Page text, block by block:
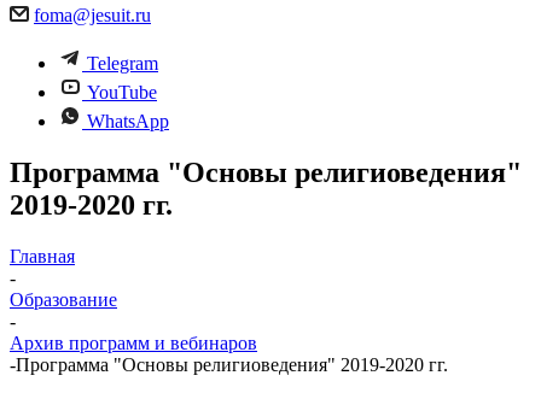
foma@jesuit.ru
Telegram
YouTube
WhatsApp
Программа "Основы религиоведения"
2019-2020 гг.
Главная
-
Образование
-
Архив программ и вебинаров
-Программа "Основы религиоведения" 2019-2020 гг.